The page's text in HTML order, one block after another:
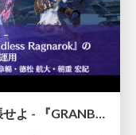
【CEDEC2026】『Relink』を拡張せよ - 『GRANBLUE FANTASY: Relink - Endless Ragnarok』の開発速度と品質を守るCI運用